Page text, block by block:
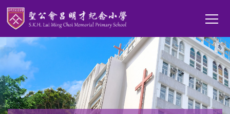
移至主內容
Main